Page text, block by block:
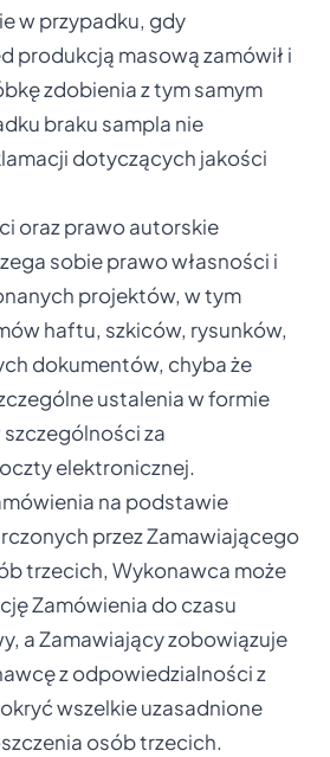
w przypadku, gdy
produkcją masową zamówił i
zdobienia z tym samym
braku sampla nie
dotyczących jakości
oraz prawo autorskie
sobie prawo własności i
projektów, w tym
haftu, szkiców, rysunków,
dokumentów, chyba że
ustalenia w formie
za
elektronicznej.
na podstawie
przez Zamawiającego
trzecich, Wykonawca może
Zamówienia do czasu
a Zamawiający zobowiązuje
z odpowiedzialności z
wszelkie uzasadnione
osób trzecich.